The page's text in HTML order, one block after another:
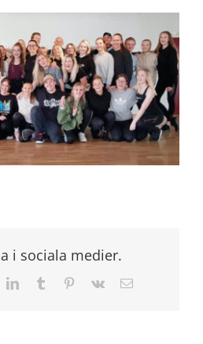
i sociala medier.
LinkedInTumblr Pinterest
Vk
E-